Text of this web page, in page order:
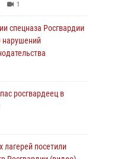
1
спецназа Росгвардии
нарушений
росгвардеец в
лагерей посетили